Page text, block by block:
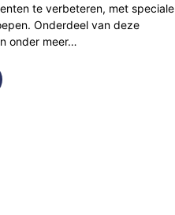
te verbeteren, met speciale
Onderdeel van deze
onder meer…